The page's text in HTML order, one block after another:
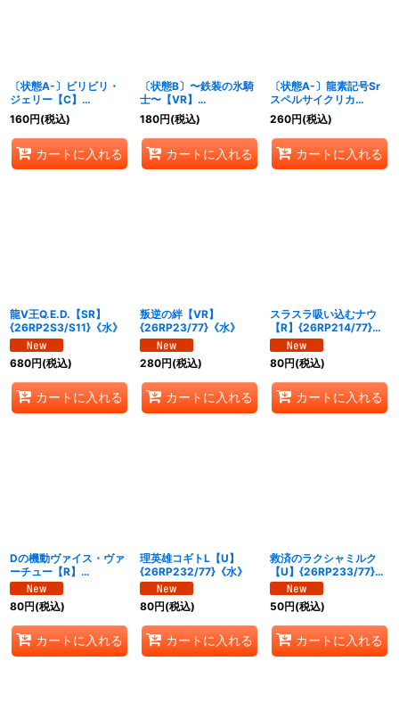
〔状態A-〕ビリビリ・
ジェリー【C】
{24RP162/75}《水》
160円(税込)
カートに入れる
〔状態B〕〜鉄装の氷騎
士〜【VR】
{25RP13/77}《水》
180円(税込)
カートに入れる
〔状態A-〕龍素記号Sr
スペルサイクリカ
【SR】{23BD713/60}
《水》
260円(税込)
カートに入れる
龍V王Q.E.D.【SR】
{26RP2S3/S11}《水》
680円(税込)
カートに入れる
叛逆の絆【VR】
{26RP23/77}《水》
280円(税込)
カートに入れる
スラスラ吸い込むナウ
【R】{26RP214/77}
《水》
80円(税込)
カートに入れる
Dの機動ヴァイス・ヴァ
ーチュー【R】
{26RP215/77}《水》
80円(税込)
カートに入れる
理英雄コギトL【U】
{26RP232/77}《水》
80円(税込)
カートに入れる
救済のラクシャミルク
【U】{26RP233/77}
《水》
50円(税込)
カートに入れる